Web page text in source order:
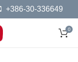
+386-30-336649
0